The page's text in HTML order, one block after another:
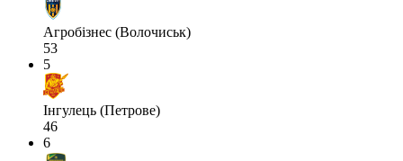
Агробізнес (Волочиськ)
53
5
Інгулець (Петрове)
46
6